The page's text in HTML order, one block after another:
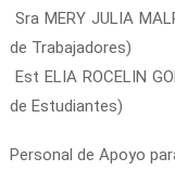
Sra MERY JULIA
de Trabajadores)
Est ELIA ROCELIN
de Estudiantes)
Personal de Apoyo